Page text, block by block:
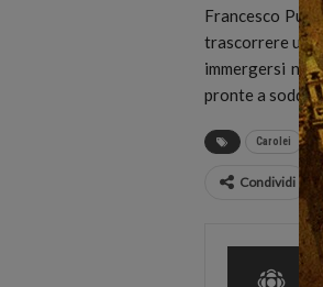
Francesco
trascorrere una
immergersi
pronte a
Carolei
Condividi